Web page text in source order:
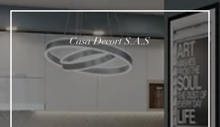
Casa Decort S.A.S